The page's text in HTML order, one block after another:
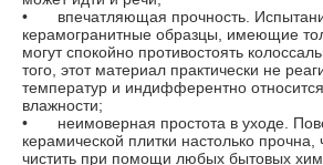
•
впечатляющая прочность.
керамогранитные образцы, имеющие
могут спокойно противостоять
того, этот материал практически не
температур и индифферентно
влажности;
•
неимоверная простота в уходе.
керамической плитки настолько
чистить при помощи любых бытовых